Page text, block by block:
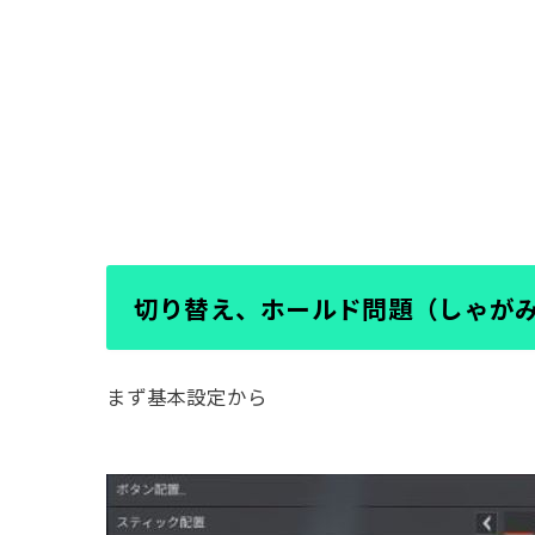
切り替え、ホールド問題（しゃが
まず基本設定から